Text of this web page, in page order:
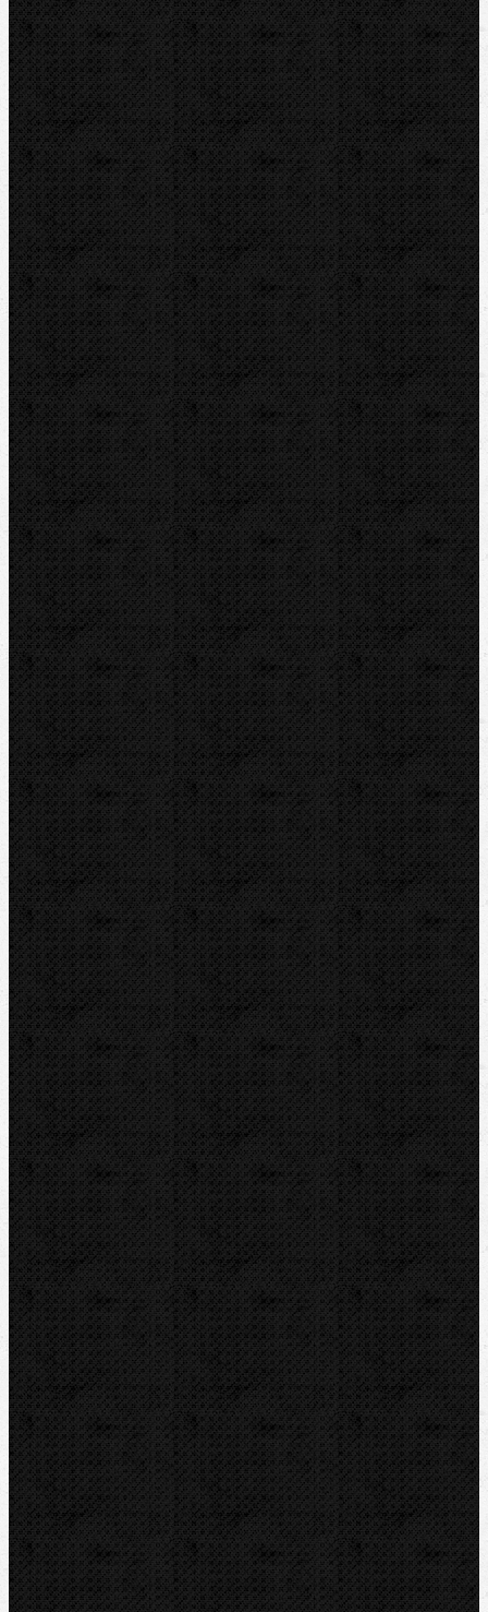
Příslušenství
Elektro-hydraulické
Strojní
Dělení trubek
Příslušenství
Transportní boxy
Značky
BernzOmatiC
CBC
NIPO
REED
REMS
RIDGID
ROTHENBERGER
VIRAX
ZENTEN
Kontakt
NIPO Tools s.r.o
Lipová 7
CZ-763 26 LUHAČOVICE
Telefon obj.:
602 719 020
Telefon fakt.:
608 719 020
E-mail:
nipo@nipo.cz
Platební brána GOPAY